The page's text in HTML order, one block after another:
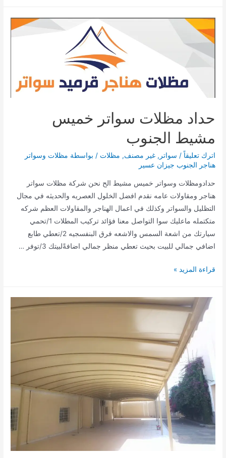
|
تركيب
مظلات
حداد مظلات سواتر خميس
مشيط الجنوب
اترك تعليقاً / سواتر ,غير مصنف, مظلات / بواسطة مظلات وسواتر
هناجر الجنوب جيزان عسير
حدادومظلات وسواتر خميس مشيط الح نحن شركة مظلات سواتر
هناجر ومقاولات عامه نقدم افضل الخلول العصريه والحديثه في مجال
التظليل والسواتر وكذلك في اعمال الهناجر والمقاولات العظم شركه
متكتمله ماعليك سوا التواصل معنا فؤائد تركيب المطلات 1/تحمي
سيارتك من اشعة السمس والاشعه فرق البنفسجيه 2/تعطي طابع
اضافي جمالي للبيت بحيث تعطي منظر جمالي اضافةًلبيتك 3/توفر …
حداد
خميس
مشيط
الجنوب
قراءة المزيد »